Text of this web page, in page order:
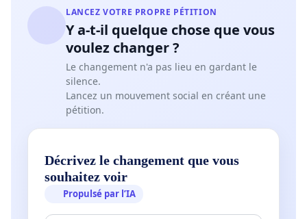
LANCEZ VOTRE PROPRE PÉTITION
Y a-t-il quelque chose que vous
voulez changer ?
Le changement n'a pas lieu en gardant le
silence.
Lancez un mouvement social en créant une
pétition.
Décrivez le changement que vous
souhaitez voir
Propulsé par l’IA